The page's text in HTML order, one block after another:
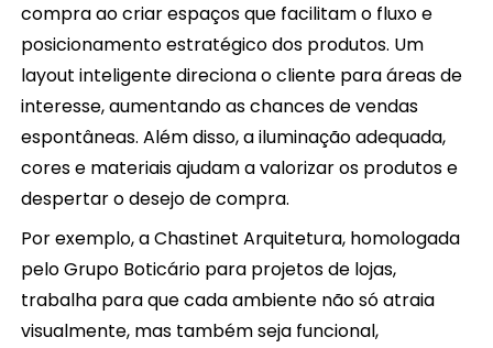
compra ao criar espaços que facilitam o fluxo e
posicionamento estratégico dos produtos. Um
layout inteligente direciona o cliente para áreas de
interesse, aumentando as chances de vendas
espontâneas. Além disso, a iluminação adequada,
cores e materiais ajudam a valorizar os produtos e
despertar o desejo de compra.
Por exemplo, a Chastinet Arquitetura, homologada
pelo Grupo Boticário para projetos de lojas,
trabalha para que cada ambiente não só atraia
visualmente, mas também seja funcional,